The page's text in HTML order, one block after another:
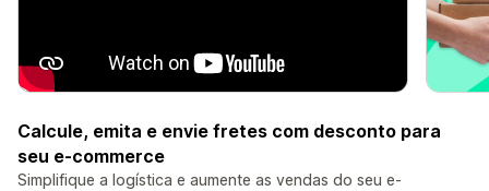
Calcule, emita e envie fretes com desconto para
seu e-commerce
Simplifique a logística e aumente as vendas do seu e-